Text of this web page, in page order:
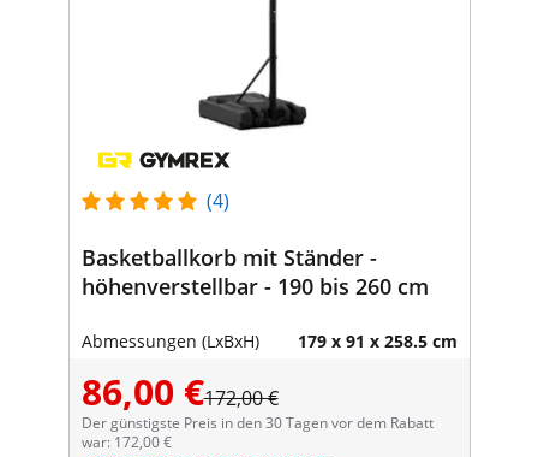
(4)
Basketballkorb mit Ständer -
höhenverstellbar - 190 bis 260 cm
Abmessungen (LxBxH) 179 x 91 x 258.5 cm
86,00 €172,00 €
Der günstigste Preis in den 30 Tagen vor dem Rabatt
war: 172,00 €